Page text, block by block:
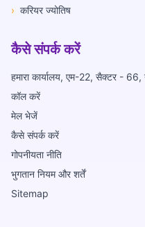
› करियर ज्योतिष
कैसे संपर्क करें
हमारा कार्यालय, एम-22, सैक्टर -
कॉल करें
मेल भेजें
कैसे संपर्क करें
गोपनीयता नीति
भुगतान नियम और शर्तें
Sitemap